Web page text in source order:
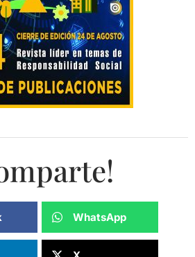
WhatsApp